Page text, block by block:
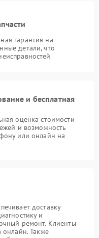
гарантия на
детали, что
и бесплатная
оценка стоимости
и возможность
или онлайн на
доставку
и
ремонт. Клиенты
онлайн. Также